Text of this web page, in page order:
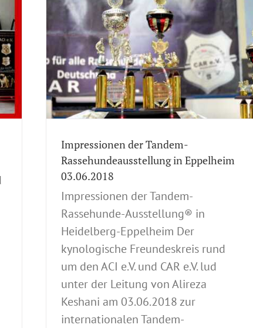
Dog
Impressionen der Tandem-
Rassehundeausstellung in Eppelheim
03.06.2018
Impressionen der Tandem-
Rassehunde-Ausstellung® in
Heidelberg-Eppelheim Der
kynologische Freundeskreis rund
um den ACI e.V. und CAR e.V. lud
unter der Leitung von Alireza
Keshani am 03.06.2018 zur
internationalen Tandem-